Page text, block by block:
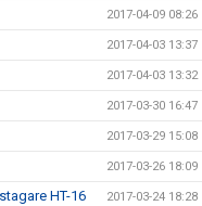
2017-04-09 08:26
2017-04-03 13:37
2017-04-03 13:32
2017-03-30 16:47
2017-03-29 15:08
2017-03-26 18:09
HT-16 2017-03-24 18:28